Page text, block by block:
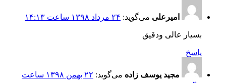
امیرعلی می‌گوید: ۲۴ مرداد ۱۳۹۸ ساعت ۱۴:۱۳
بسیار عالی ودقیق
پاسخ
مجید یوسف زاده می‌گوید:
۲۲ بهمن ۱۳۹۸ ساعت